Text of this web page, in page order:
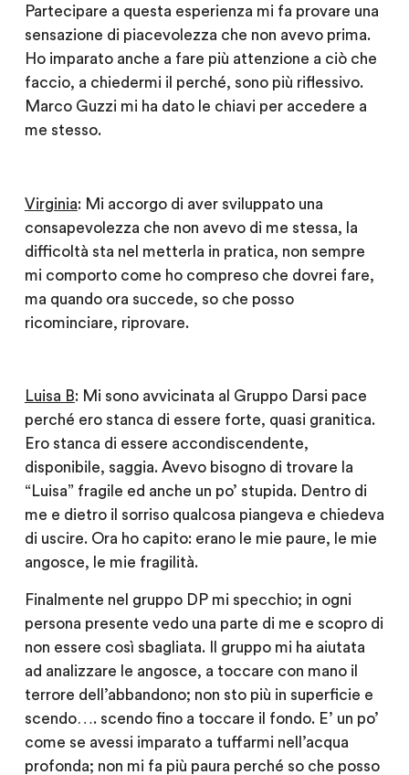
Partecipare a questa esperienza mi fa provare una
sensazione di piacevolezza che non avevo prima.
Ho imparato anche a fare più attenzione a ciò che
faccio, a chiedermi il perché, sono più riflessivo.
Marco Guzzi mi ha dato le chiavi per accedere a
me stesso.
Virginia: Mi accorgo di aver sviluppato una
consapevolezza che non avevo di me stessa, la
difficoltà sta nel metterla in pratica, non sempre
mi comporto come ho compreso che dovrei fare,
ma quando ora succede, so che posso
ricominciare, riprovare.
Luisa B: Mi sono avvicinata al Gruppo Darsi pace
perché ero stanca di essere forte, quasi granitica.
Ero stanca di essere accondiscendente,
disponibile, saggia. Avevo bisogno di trovare la
“Luisa” fragile ed anche un po’ stupida. Dentro di
me e dietro il sorriso qualcosa piangeva e chiedeva
di uscire. Ora ho capito: erano le mie paure, le mie
angosce, le mie fragilità.
Finalmente nel gruppo DP mi specchio; in ogni
persona presente vedo una parte di me e scopro di
non essere così sbagliata. Il gruppo mi ha aiutata
ad analizzare le angosce, a toccare con mano il
terrore dell’abbandono; non sto più in superficie e
scendo…. scendo fino a toccare il fondo. E’ un po’
come se avessi imparato a tuffarmi nell’acqua
profonda; non mi fa più paura perché so che posso